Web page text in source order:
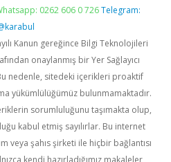
0262 606 0 726 Telegram:
Kanun gereğince Bilgi Teknolojileri
onaylanmış bir Yer Sağlayıcı
nedenle, sitedeki içerikleri proaktif
yükümlülüğümüz bulunmamaktadır.
sorumluluğunu taşımakta olup,
kabul etmiş sayılırlar. Bu internet
veya şahıs şirketi ile hiçbir bağlantısı
kendi hazırladığımız makaleler